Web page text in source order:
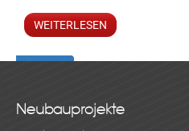
WEITERLESEN
Neubauprojekte